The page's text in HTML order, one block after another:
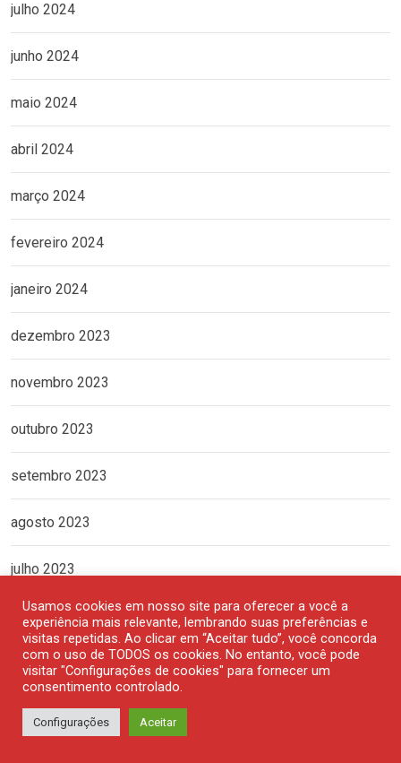
julho 2024
junho 2024
maio 2024
abril 2024
março 2024
fevereiro 2024
janeiro 2024
dezembro 2023
novembro 2023
outubro 2023
setembro 2023
agosto 2023
julho 2023
junho 2023
maio 2023
abril 2023
Usamos cookies em nosso site para oferecer a você a
experiência mais relevante, lembrando suas preferências e
visitas repetidas. Ao clicar em “Aceitar tudo”, você concorda
com o uso de TODOS os cookies. No entanto, você pode
visitar "Configurações de cookies" para fornecer um
consentimento controlado.
Configurações Aceitar